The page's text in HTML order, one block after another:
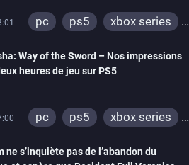
pc ps5
xbox series
Way of the Sword – Nos impressions
heures de jeu sur PS5
pc ps5
xbox series
ne s’inquiète pas de l’abandon du